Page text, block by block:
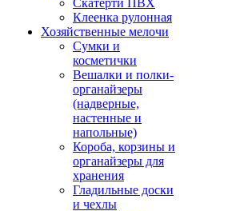
Скатерти ПВХ
Клеенка рулонная
Хозяйственные мелочи
Сумки и
косметички
Вешалки и полки-
органайзеры
(надверные,
настенные и
напольные)
Короба, корзины и
органайзеры для
хранения
Гладильные доски
и чехлы